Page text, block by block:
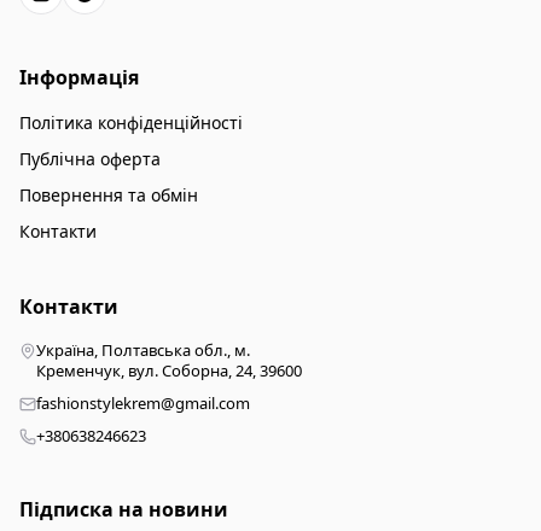
Інформація
Політика конфіденційності
Публічна оферта
Повернення та обмін
Контакти
Контакти
Україна, Полтавська обл., м.
Кременчук, вул. Соборна, 24, 39600
fashionstylekrem@gmail.com
+380638246623
Підписка на новини